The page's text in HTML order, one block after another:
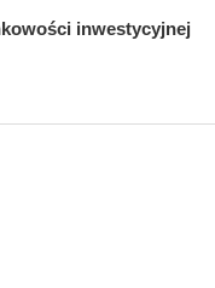
inwestycyjnej